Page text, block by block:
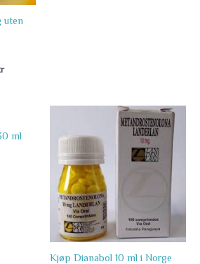
uten
ml
kr
Kjøp Dianabol 10 ml i Norge
Price
range:
1
,534.89 kr
through
,287.48 kr